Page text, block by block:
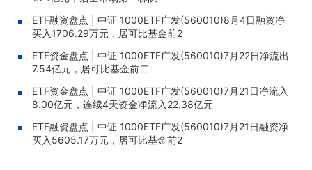
ETF融资盘点 | 中证 1000ETF广发(560010)8月4日融资净
买入1706.29万元，居可比基金前2
ETF资金盘点 | 中证 1000ETF广发(560010)7月22日净流出
7.54亿元，居可比基金前二
ETF资金盘点 | 中证 1000ETF广发(560010)7月21日净流入
8.00亿元，连续4天资金净流入22.38亿元
ETF融资盘点 | 中证 1000ETF广发(560010)7月21日融资净
买入5605.17万元，居可比基金前2